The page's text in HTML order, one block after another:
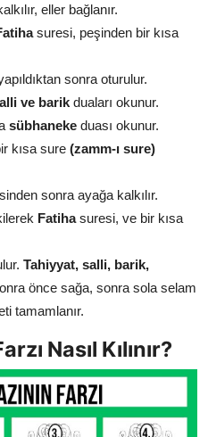
eller bağlanır.
suresi, peşinden bir kısa
sonra oturulur.
ve barik duaları okunur.
sübhaneke duası okunur.
kısa sure (zamm-ı sure)
sonra ayağa kalkılır.
Fatihasuresi, ve bir kısa
Tahiyyat, salli, barik,
önce sağa, sonra sola selam
tamamlanır.
Nasıl Kılınır?